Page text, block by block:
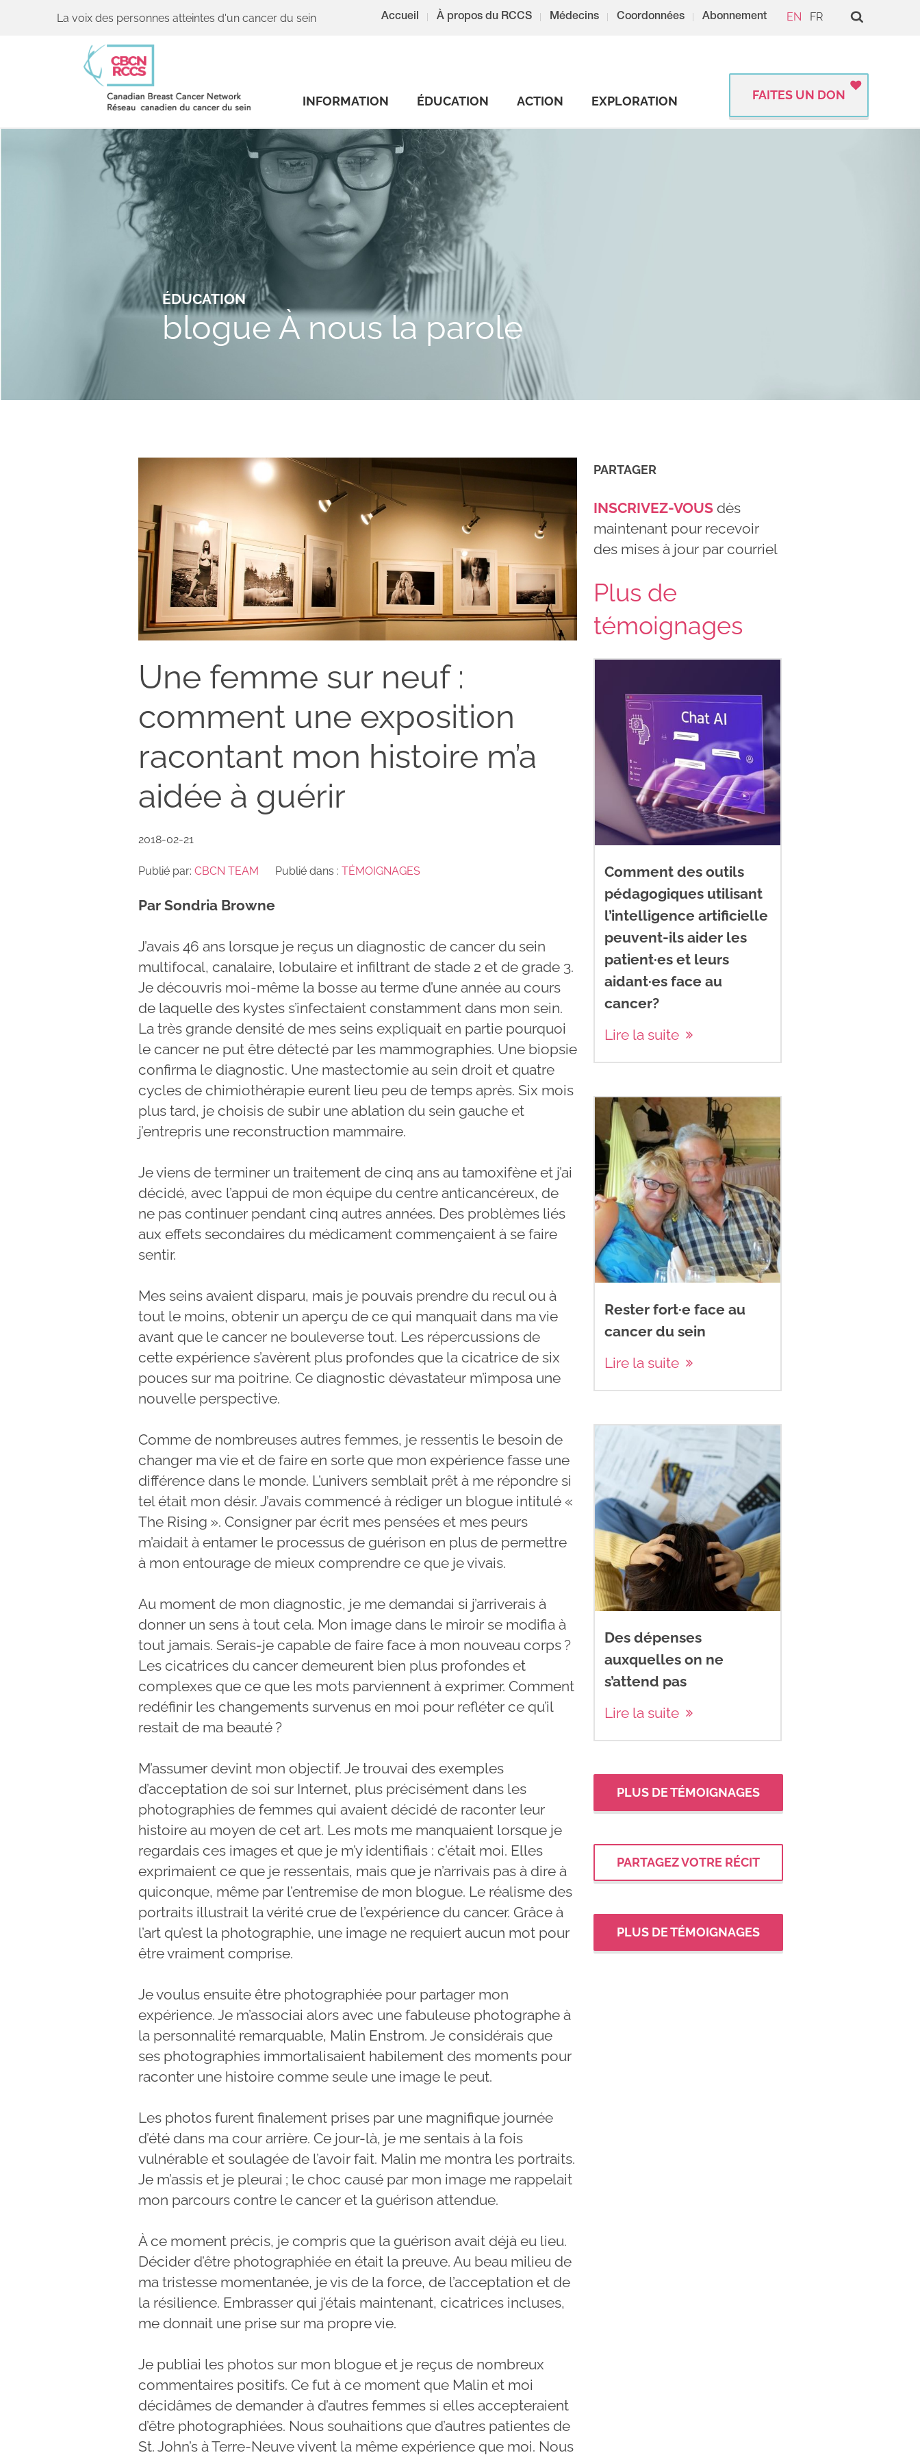
La voix des personnes atteintes d'un cancer du sein Accueil À propos du RCCS Médecins Coordonnées Abonnement EN FR
INFORMATION ÉDUCATION ACTION EXPLORATION FAITES UN DON
ÉDUCATION
blogue À nous la parole
Une femme sur neuf :
comment une exposition
racontant mon histoire m’a
aidée à guérir
2018-02-21
Publié par: CBCN TEAM Publié dans : TÉMOIGNAGES
Par Sondria Browne
J’avais 46 ans lorsque je reçus un diagnostic de cancer du sein
multifocal, canalaire, lobulaire et infiltrant de stade 2 et de grade 3.
Je découvris moi-même la bosse au terme d’une année au cours
de laquelle des kystes s’infectaient constamment dans mon sein.
La très grande densité de mes seins expliquait en partie pourquoi
le cancer ne put être détecté par les mammographies. Une biopsie
confirma le diagnostic. Une mastectomie au sein droit et quatre
cycles de chimiothérapie eurent lieu peu de temps après. Six mois
plus tard, je choisis de subir une ablation du sein gauche et
j’entrepris une reconstruction mammaire.
Je viens de terminer un traitement de cinq ans au tamoxifène et j’ai
décidé, avec l’appui de mon équipe du centre anticancéreux, de
ne pas continuer pendant cinq autres années. Des problèmes liés
aux effets secondaires du médicament commençaient à se faire
sentir.
Mes seins avaient disparu, mais je pouvais prendre du recul ou à
tout le moins, obtenir un aperçu de ce qui manquait dans ma vie
avant que le cancer ne bouleverse tout. Les répercussions de
cette expérience s’avèrent plus profondes que la cicatrice de six
pouces sur ma poitrine. Ce diagnostic dévastateur m’imposa une
nouvelle perspective.
Comme de nombreuses autres femmes, je ressentis le besoin de
changer ma vie et de faire en sorte que mon expérience fasse une
différence dans le monde. L’univers semblait prêt à me répondre si
tel était mon désir. J’avais commencé à rédiger un blogue intitulé «
The Rising ». Consigner par écrit mes pensées et mes peurs
m’aidait à entamer le processus de guérison en plus de permettre
à mon entourage de mieux comprendre ce que je vivais.
Au moment de mon diagnostic, je me demandai si j’arriverais à
donner un sens à tout cela. Mon image dans le miroir se modifia à
tout jamais. Serais-je capable de faire face à mon nouveau corps ?
Les cicatrices du cancer demeurent bien plus profondes et
complexes que ce que les mots parviennent à exprimer. Comment
redéfinir les changements survenus en moi pour refléter ce qu’il
restait de ma beauté ?
M’assumer devint mon objectif. Je trouvai des exemples
d’acceptation de soi sur Internet, plus précisément dans les
photographies de femmes qui avaient décidé de raconter leur
histoire au moyen de cet art. Les mots me manquaient lorsque je
regardais ces images et que je m’y identifiais : c’était moi. Elles
exprimaient ce que je ressentais, mais que je n’arrivais pas à dire à
quiconque, même par l’entremise de mon blogue. Le réalisme des
portraits illustrait la vérité crue de l’expérience du cancer. Grâce à
l’art qu’est la photographie, une image ne requiert aucun mot pour
être vraiment comprise.
Je voulus ensuite être photographiée pour partager mon
expérience. Je m’associai alors avec une fabuleuse photographe à
la personnalité remarquable, Malin Enstrom. Je considérais que
ses photographies immortalisaient habilement des moments pour
raconter une histoire comme seule une image le peut.
Les photos furent finalement prises par une magnifique journée
d’été dans ma cour arrière. Ce jour-là, je me sentais à la fois
vulnérable et soulagée de l’avoir fait. Malin me montra les portraits.
Je m’assis et je pleurai ; le choc causé par mon image me rappelait
mon parcours contre le cancer et la guérison attendue.
À ce moment précis, je compris que la guérison avait déjà eu lieu.
Décider d’être photographiée en était la preuve. Au beau milieu de
ma tristesse momentanée, je vis de la force, de l’acceptation et de
la résilience. Embrasser qui j’étais maintenant, cicatrices incluses,
me donnait une prise sur ma propre vie.
Je publiai les photos sur mon blogue et je reçus de nombreux
commentaires positifs. Ce fut à ce moment que Malin et moi
décidâmes de demander à d’autres femmes si elles accepteraient
d’être photographiées. Nous souhaitions que d’autres patientes de
St. John’s à Terre-Neuve vivent la même expérience que moi. Nous
PARTAGER
INSCRIVEZ-VOUS dès
maintenant pour recevoir
des mises à jour par courriel
Plus de
témoignages
Comment des outils
pédagogiques utilisant
l’intelligence artificielle
peuvent-ils aider les
patient·es et leurs
aidant·es face au
cancer?
Lire la suite
Rester fort·e face au
cancer du sein
Lire la suite
Des dépenses
auxquelles on ne
s’attend pas
Lire la suite
PLUS DE TÉMOIGNAGES
PARTAGEZ VOTRE RÉCIT
PLUS DE TÉMOIGNAGES